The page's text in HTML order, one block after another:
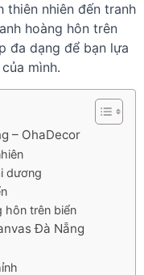
thiên nhiên đến tranh
hoàng hôn trên
đa dạng để bạn lựa
mình.
– OhaDecor
dương
hôn trên biển
Đà Nẵng